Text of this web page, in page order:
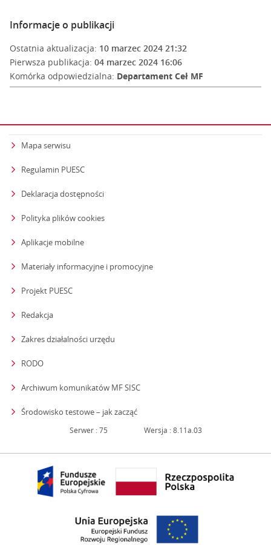
Informacje o publikacji
Ostatnia aktualizacja: 10 marzec 2024 21:32
Pierwsza publikacja: 04 marzec 2024 16:06
Komórka odpowiedzialna: Departament Ceł MF
Mapa serwisu
Regulamin PUESC
Deklaracja dostępności
Polityka plików cookies
Aplikacje mobilne
Materiały informacyjne i promocyjne
Projekt PUESC
Redakcja
Zakres działalności urzędu
RODO
Archiwum komunikatów MF SISC
Środowisko testowe – jak zacząćstrona otwiera się w nowym oknie
Serwer : 75 Wersja : 8.11a.03